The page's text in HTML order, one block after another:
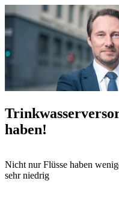
haben!
Nicht nur Flüsse haben
sehr niedrig